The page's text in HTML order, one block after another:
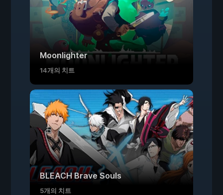
Moonlighter
14개의 치트
BLEACH Brave Souls
5개의 치트